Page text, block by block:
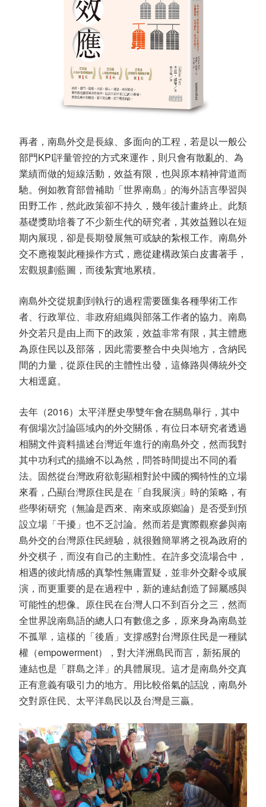
再者，南島外交是長線、多面向的工程，若是以一般公
部門KPI評量管控的方式來運作，則只會有散亂的、為
業績而做的短線活動，效益有限，也與原本精神背道而
馳。例如教育部曾補助「世界南島」的海外語言學習與
田野工作，然此政策卻不持久，幾年後計畫終止。此類
基礎獎助培養了不少新生代的研究者，其效益難以在短
期內展現，卻是長期發展無可或缺的紮根工作。南島外
交不應複製此種操作方式，應從建構政策白皮書著手，
宏觀規劃藍圖，而後紮實地累積。
南島外交從規劃到執行的過程需要匯集各種學術工作
者、行政單位、非政府組織與部落工作者的協力。南島
外交若只是由上而下的政策，效益非常有限，其主體應
為原住民以及部落，因此需要整合中央與地方，含納民
間的力量，從原住民的主體性出發，這條路與傳統外交
大相逕庭。
去年（2016）太平洋歷史學雙年會在關島舉行，其中
有個場次討論區域內的外交關係，有位日本研究者透過
相關文件資料描述台灣近年進行的南島外交，然而我對
其中功利式的描繪不以為然，問答時間提出不同的看
法。固然從台灣政府欲彰顯相對於中國的獨特性的立場
來看，凸顯台灣原住民是在「自我展演」時的策略，有
些學術研究（無論是西來、南來或原鄉論）是否受到預
設立場「干擾」也不乏討論。然而若是實際觀察參與南
島外交的台灣原住民經驗，就很難簡單將之視為政府的
外交棋子，而沒有自己的主動性。在許多交流場合中，
相遇的彼此情感的真摯性無庸置疑，並非外交辭令或展
演，而更重要的是在過程中，新的連結創造了歸屬感與
可能性的想像。原住民在台灣人口不到百分之三，然而
全世界說南島語的總人口有數億之多，原來身為南島並
不孤單，這樣的「後盾」支撐感對台灣原住民是一種賦
權（empowerment），對大洋洲島民而言，新拓展的
連結也是「群島之洋」的具體展現。這才是南島外交真
正有意義有吸引力的地方。用比較俗氣的話說，南島外
交對原住民、太平洋島民以及台灣是三贏。